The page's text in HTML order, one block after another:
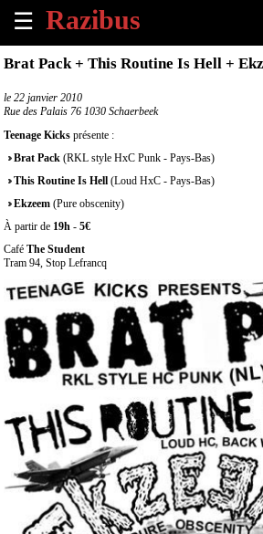
☰
×
Tous
évènements
à
venir
un
évènement
Contact
À
propos
Brat Pack + This Routine Is Hell +
le 22 janvier 2010
Rue des Palais 76 1030 Schaerbeek
Teenage Kicks présente :
Brat Pack (RKL style HxC Punk - Pays-Bas)
This Routine Is Hell (Loud HxC - Pays-Bas)
Ekzeem (Pure obscenity)
À partir de 19h - 5€
Café The Student
Tram 94, Stop Lefrancq